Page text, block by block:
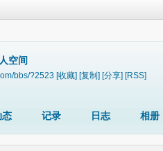
空间
bbs/?2523 [收藏] [复制] [分享] [RSS]
态 记录 日志 相册